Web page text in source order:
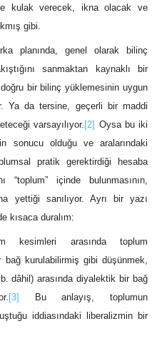
kulak verecek, ikna olacak ve
gibi.
planında, genel olarak bilinç
sanmaktan kaynaklı bir
bir bilinç yüklemesinin uygun
Ya da tersine, geçerli bir maddi
varsayılıyor. [2] Oysa bu iki
sonucu olduğu ve aralarındaki
pratik gerektirdiği hesaba
“toplum” içinde bulunmasının,
yettiği sanılıyor. Ayrı bir yazı
kısaca duralım:
kesimleri arasında toplum
bağ kurulabilirmiş gibi düşünmek,
dâhil) arasında diyalektik bir bağ
[3]
Bu anlayış, toplumun
iddiasındaki liberalizmin bir